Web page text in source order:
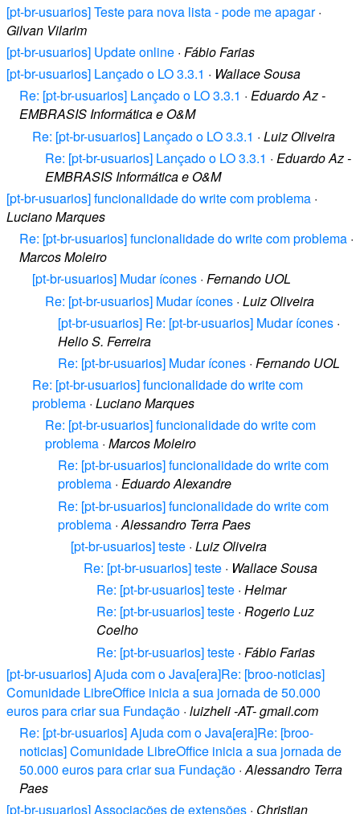
[pt-br-usuarios] Teste para nova lista - pode me apagar·
Gilvan Vilarim
[pt-br-usuarios] Update online · Fábio Farias
[pt-br-usuarios] Lançado o LO 3.3.1 · Wallace Sousa
Re: [pt-br-usuarios] Lançado o LO 3.3.1 · Eduardo Az -
EMBRASIS Informática e O&M
Re: [pt-br-usuarios] Lançado o LO 3.3.1 · Luiz Oliveira
Re: [pt-br-usuarios] Lançado o LO 3.3.1 · Eduardo Az -
EMBRASIS Informática e O&M
[pt-br-usuarios] funcionalidade do write com problema ·
Luciano Marques
Re: [pt-br-usuarios] funcionalidade do write com problema ·
Marcos Moleiro
[pt-br-usuarios] Mudar ícones · Fernando UOL
Re: [pt-br-usuarios] Mudar ícones · Luiz Oliveira
[pt-br-usuarios] Re: [pt-br-usuarios] Mudar ícones ·
Helio S. Ferreira
Re: [pt-br-usuarios] Mudar ícones · Fernando UOL
Re: [pt-br-usuarios] funcionalidade do write com
problema · Luciano Marques
Re: [pt-br-usuarios] funcionalidade do write com
problema · Marcos Moleiro
Re: [pt-br-usuarios] funcionalidade do write com
problema · Eduardo Alexandre
Re: [pt-br-usuarios] funcionalidade do write com
problema ·Alessandro Terra Paes
[pt-br-usuarios] teste · Luiz Oliveira
Re: [pt-br-usuarios] teste · Wallace Sousa
Re: [pt-br-usuarios] teste · Helmar
Re: [pt-br-usuarios] teste · Rogerio Luz
Coelho
Re: [pt-br-usuarios] teste · Fábio Farias
[pt-br-usuarios] Ajuda com o Java[era]Re: [broo-noticias]
Comunidade LibreOffice inicia a sua jornada de 50.000
euros para criar sua Fundação · luizheli -AT- gmail.com
Re: [pt-br-usuarios] Ajuda com o Java[era]Re: [broo-
noticias] Comunidade LibreOffice inicia a sua jornada de
50.000 euros para criar sua Fundação ·Alessandro Terra
Paes
[pt-br-usuarios] Associações de extensões · Christian